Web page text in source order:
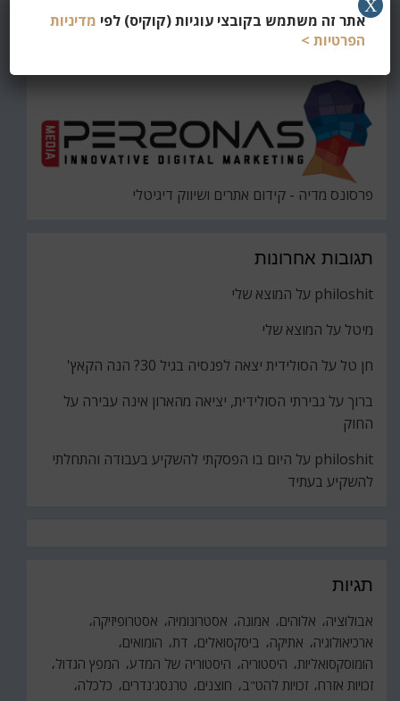
חפש
את
פרסונס מדיה - קידום אתרים ושיווק דיגיטלי
תגובות אחרונות
philoshit על המוצא שלי
מיטל על המוצא שלי
חן טל על הסולידית יצאה לפנסיה בגיל 30? הנה הקאץ'
ברוך על גבירתי הסולידית, יציאה מהארון אינה עבירה על
החוק
philoshit על היום בו הפסקתי להשקיע בעבודה והתחלתי
להשקיע בעתיד
תגיות
אבולוציה אלוהים אמונה אסטרונומיה
אסטרופיזיקה
ארכיאולוגיה
אתיקה ביסקסואלים דת הומואים
הומוסקסואליות היסטוריה היסטוריה של המדע המפץ הגדול
זכויות אזרח זכויות להט"ב חוצנים טרנסג'נדרים
כלכלה
אתר זה משתמש בקובצי עוגיות (קוקיס) לפי מדיניות
הפרטיות >
X